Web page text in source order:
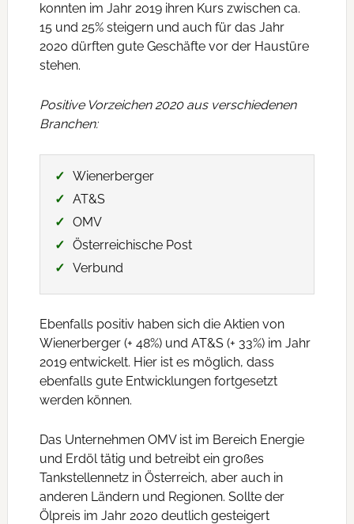
konnten im Jahr 2019 ihren Kurs zwischen ca.
15 und 25% steigern und auch für das Jahr
2020 dürften gute Geschäfte vor der Haustüre
stehen.
Positive Vorzeichen 2020 aus verschiedenen
Branchen:
Wienerberger
AT&S
OMV
Österreichische Post
Verbund
Ebenfalls positiv haben sich die Aktien von
Wienerberger (+ 48%) und AT&S (+ 33%) im Jahr
2019 entwickelt. Hier ist es möglich, dass
ebenfalls gute Entwicklungen fortgesetzt
werden können.
Das Unternehmen OMV ist im Bereich Energie
und Erdöl tätig und betreibt ein großes
Tankstellennetz in Österreich, aber auch in
anderen Ländern und Regionen. Sollte der
Ölpreis im Jahr 2020 deutlich gesteigert